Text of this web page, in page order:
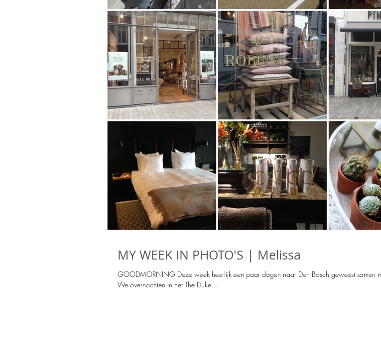
MY WEEK IN PHOTO'S | Melissa
GOODMORNING Deze week heerlijk een paar dagen naar Den Bosch geweest samen
We overnachten in het The Duke...